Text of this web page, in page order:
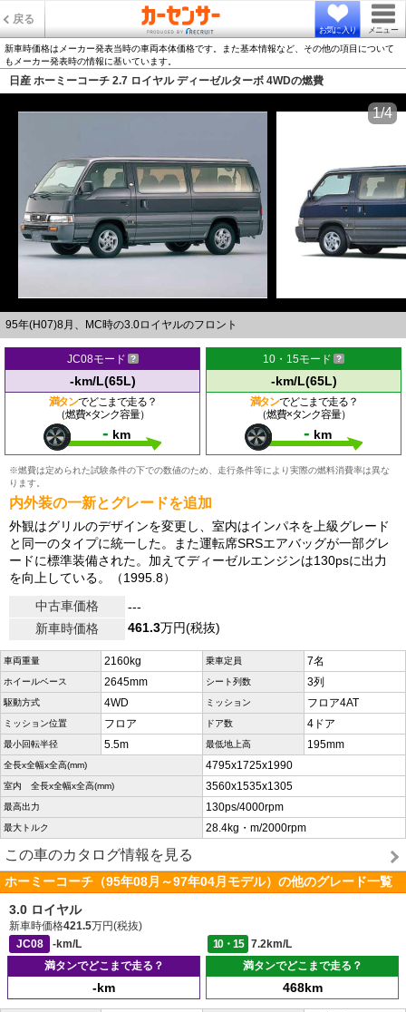
戻る
お気に入り メニュー
新車時価格はメーカー発表当時の車両本体価格です。また基本情報など、その他の項目について
もメーカー発表時の情報に基いています。
日産 ホーミーコーチ 2.7 ロイヤル ディーゼルターボ 4WDの燃費
95年(H07)8月、MC時の3.0ロイヤルのフロント
1/4
JC08モード
-km/L(65L)
満タンでどこまで走る？
（燃費×タンク容量）
- km
10・15モード
-km/L(65L)
満タンでどこまで走る？
（燃費×タンク容量）
- km
※燃費は定められた試験条件の下での数値のため、走行条件等により実際の燃料消費率は異な
ります。
内外装の一新とグレードを追加
外観はグリルのデザインを変更し、室内はインパネを上級グレード
と同一のタイプに統一した。また運転席SRSエアバッグが一部グレ
ードに標準装備された。加えてディーゼルエンジンは130psに出力
を向上している。（1995.8）
中古車価格
---
新車時価格
461.3万円(税抜)
車両重量 2160kg 乗車定員 7名
ホイールベース 2645mm シート列数 3列
駆動方式 4WD ミッション フロア4AT
ミッション位置 フロア ドア数 4ドア
最小回転半径 5.5m 最低地上高 195mm
全長x全幅x全高(mm) 4795x1725x1990
室内 全長x全幅x全高(mm) 3560x1535x1305
最高出力 130ps/4000rpm
最大トルク 28.4kg・m/2000rpm
この車のカタログ情報を見る
ホーミーコーチ（95年08月～97年04月モデル）の他のグレード一覧
3.0 ロイヤル
新車時価格421.5万円(税抜)
JC08
-km/L 10・15
7.2km/L
満タンでどこまで走る？
-km
満タンでどこまで走る？
468km